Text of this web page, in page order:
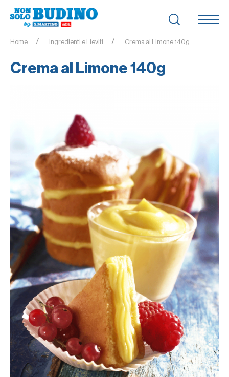
Home Ingredienti e Lieviti Crema al Limone 140g
Crema al Limone 140g